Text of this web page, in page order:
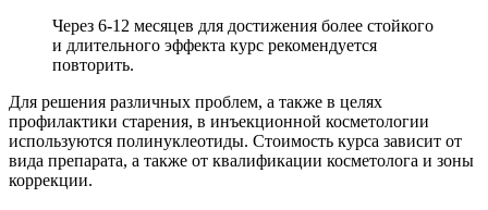
Через 6-12 месяцев для достижения более стойкого
и длительного эффекта курс рекомендуется
повторить.
Для решения различных проблем, а также в целях
профилактики старения, в инъекционной косметологии
используются полинуклеотиды. Стоимость курса зависит от
вида препарата, а также от квалификации косметолога и зоны
коррекции.